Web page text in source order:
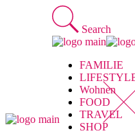
Search
FAMILIE
Wohnen
FOOD
TRAVEL
SHOP